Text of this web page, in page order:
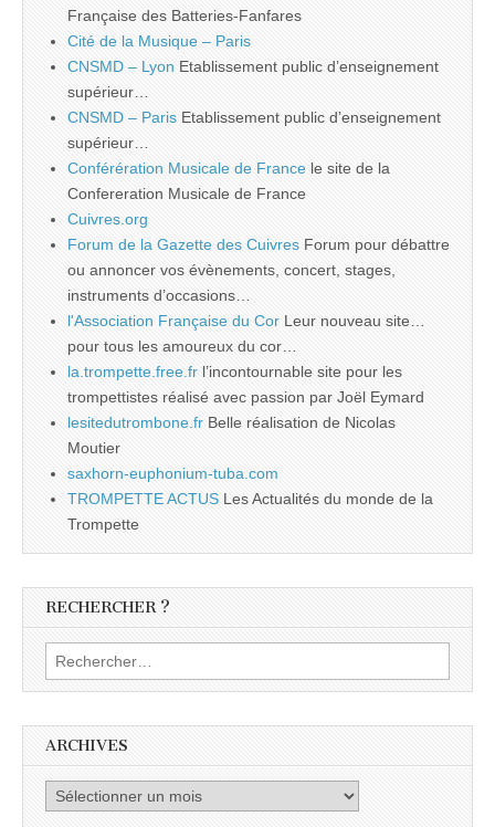
Française des Batteries-Fanfares
Cité de la Musique – Paris
CNSMD – Lyon Etablissement public d’enseignement
supérieur…
CNSMD – Paris Etablissement public d’enseignement
supérieur…
Conférération Musicale de France le site de la
Confereration Musicale de France
Cuivres.org
Forum de la Gazette des Cuivres Forum pour débattre
ou annoncer vos évènements, concert, stages,
instruments d’occasions…
l'Association Française du Cor Leur nouveau site…
pour tous les amoureux du cor…
la.trompette.free.fr l’incontournable site pour les
trompettistes réalisé avec passion par Joël Eymard
lesitedutrombone.fr Belle réalisation de Nicolas
Moutier
saxhorn-euphonium-tuba.com
TROMPETTE ACTUS Les Actualités du monde de la
Trompette
RECHERCHER ?
Rechercher :
ARCHIVES
Archives